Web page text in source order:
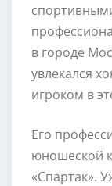
в городе
увлекался
игроком в
Его
юношеской
«Спартак».